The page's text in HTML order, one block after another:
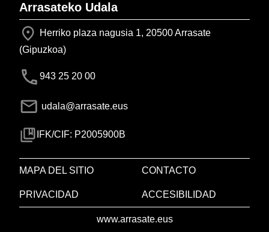
Arrasateko Udala
Herriko plaza nagusia 1, 20500 Arrasate
(Gipuzkoa)
943 25 20 00
udala@arrasate.eus
IFK/CIF: P2005900B
MAPA DEL SITIO CONTACTO
PRIVACIDAD ACCESIBILIDAD
www.arrasate.eus